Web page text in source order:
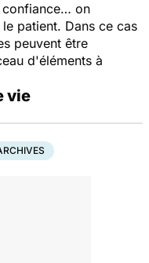
confiance… on
patient. Dans ce cas
peuvent être
d'éléments à
vie